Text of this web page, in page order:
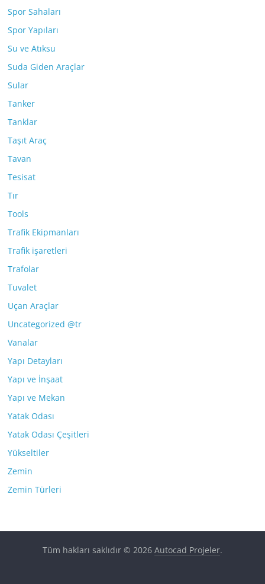
Spor Sahaları
Spor Yapıları
Su ve Atıksu
Suda Giden Araçlar
Sular
Tanker
Tanklar
Taşıt Araç
Tavan
Tesisat
Tır
Tools
Trafik Ekipmanları
Trafik işaretleri
Trafolar
Tuvalet
Uçan Araçlar
Uncategorized @tr
Vanalar
Yapı Detayları
Yapı ve İnşaat
Yapı ve Mekan
Yatak Odası
Yatak Odası Çeşitleri
Yükseltiler
Zemin
Zemin Türleri
Tüm hakları saklıdır © 2026 Autocad Projeler.